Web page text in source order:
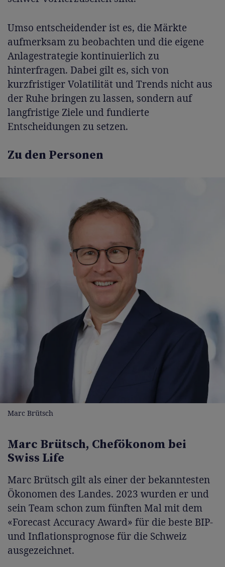
Umso entscheidender ist es, die Märkte
aufmerksam zu beobachten und die eigene
Anlagestrategie kontinuierlich zu
hinterfragen. Dabei gilt es, sich von
kurzfristiger Volatilität und Trends nicht aus
der Ruhe bringen zu lassen, sondern auf
langfristige Ziele und fundierte
Entscheidungen zu setzen.
Zu den Personen
Marc Brütsch
Marc Brütsch, Chefökonom bei
Swiss Life
Marc Brütsch gilt als einer der bekanntesten
Ökonomen des Landes. 2023 wurden er und
sein Team schon zum fünften Mal mit dem
«Forecast Accuracy Award» für die beste BIP-
und Inflationsprognose für die Schweiz
ausgezeichnet.